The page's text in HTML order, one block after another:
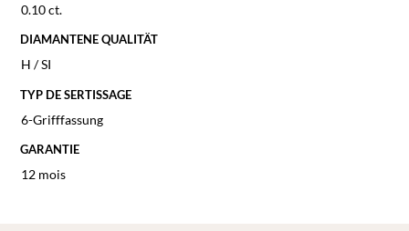
0.10 ct.
DIAMANTENE QUALITÄT
H / SI
TYP DE SERTISSAGE
6-Grifffassung
GARANTIE
12 mois